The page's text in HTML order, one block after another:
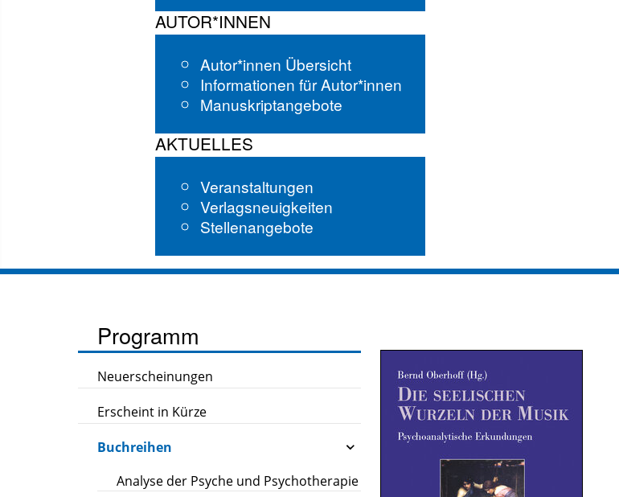
AUTOR*INNEN
Autor*innen Übersicht
Informationen für Autor*innen
Manuskriptangebote
AKTUELLES
Veranstaltungen
Verlagsneuigkeiten
Stellenangebote
Programm
Neuerscheinungen
Erscheint in Kürze
Buchreihen
Analyse der Psyche und Psychotherapie